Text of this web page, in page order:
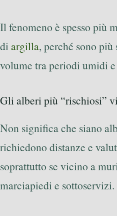
Il fenomeno è spesso più
diargilla, perché sono
volume tra periodi umidi
Gli alberi più “rischiosi”
Non significa che siano
richiedono distanze e
soprattutto se vicino a
marciapiedi e sottoservizi.